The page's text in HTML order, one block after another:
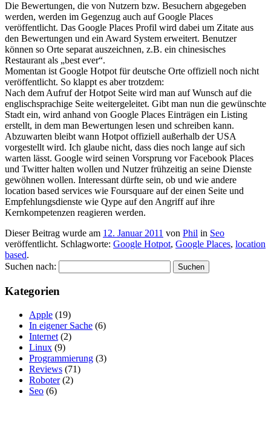
Die Bewertungen, die von Nutzern bzw. Besuchern abgegeben
werden, werden im Gegenzug auch auf Google Places
veröffentlicht. Das Google Places Profil wird dabei um Zitate aus
den Bewertungen und ein Award System erweitert. Benutzer
können so Orte separat auszeichnen, z.B. ein chinesisches
Restaurant als „best ever“.
Momentan ist Google Hotpot für deutsche Orte offiziell noch nicht
veröffentlicht. So klappt es aber trotzdem:
Nach dem Aufruf der Hotpot Seite wird man auf Wunsch auf die
englischsprachige Seite weitergeleitet. Gibt man nun die gewünschte
Stadt ein, wird anhand von Google Places Einträgen ein Listing
erstellt, in dem man Bewertungen lesen und schreiben kann.
Abzuwarten bleibt wann Hotpot offiziell außerhalb der USA
vorgestellt wird. Ich glaube nicht, dass dies noch lange auf sich
warten lässt. Google wird seinen Vorsprung vor Facebook Places
und Twitter halten wollen und Nutzer frühzeitig an seine Dienste
gewöhnen wollen. Interessant dürfte sein, ob und wie andere
location based services wie Foursquare auf der einen Seite und
Empfehlungsdienste wie Qype auf den Angriff auf ihre
Kernkompetenzen reagieren werden.
Dieser Beitrag wurde am 12. Januar 2011 von Phil in Seo
veröffentlicht. Schlagworte: Google Hotpot, Google Places, location
based.
Suchen nach:
Kategorien
Apple (19)
In eigener Sache (6)
Internet (2)
Linux (9)
Programmierung (3)
Reviews (71)
Roboter(2)
Seo (6)